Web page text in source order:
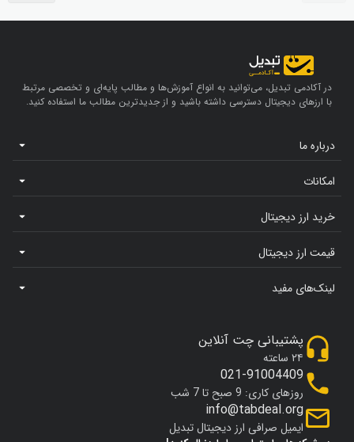
در آکادمی تبدیل، می‌توانید به انواع آموزش‌ها و مطالب پایه‌ای و تخصصی مرتبط
با ارزهای دیجیتال دسترسی داشته باشید و از جدیدترین مطالب ما استفاده کنید.
درباره ما
امکانات
خرید ارز دیجیتال
قیمت ارز دیجیتال
لینک‌های مفید
پشتیبانی چت آنلاین
۲۴ ساعته
021-91004409
روزهای کاری: 9 صبح تا 7 شب
info@tabdeal.org
ایمیل صرافی ارز دیجیتال تبدیل